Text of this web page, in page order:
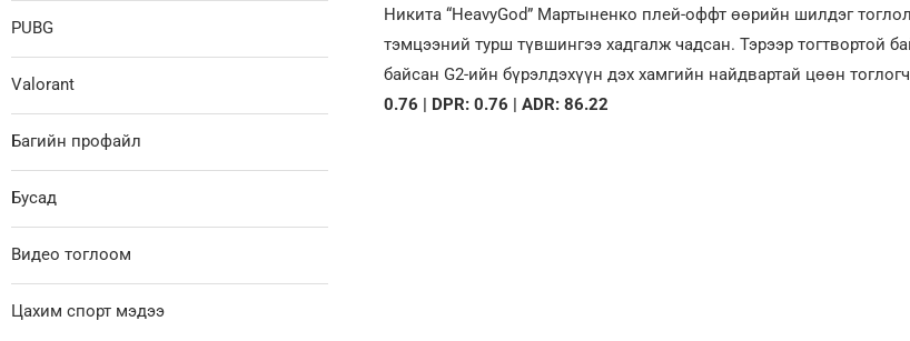
Никита “HeavyGod” Мартыненко плей-оффт өөрийн шилдэг
тэмцээний турш түвшингээ хадгалж чадсан. Тэрээр тогтвортой
байсан G2-ийн бүрэлдэхүүн дэх хамгийн найдвартай цөөн
0.76 | DPR: 0.76 | ADR: 86.22
PUBG
Valorant
Багийн профайл
Бусад
Видео тоглоом
Цахим спорт мэдээ